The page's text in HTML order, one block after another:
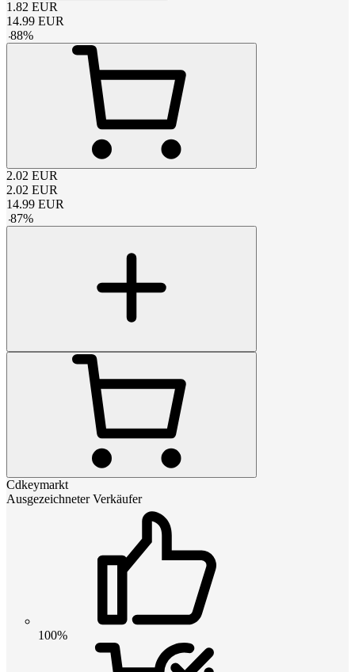
1.82 EUR
14.99 EUR
-88%
2.02 EUR
2.02 EUR
14.99 EUR
-87%
Cdkeymarkt
Ausgezeichneter Verkäufer
100%